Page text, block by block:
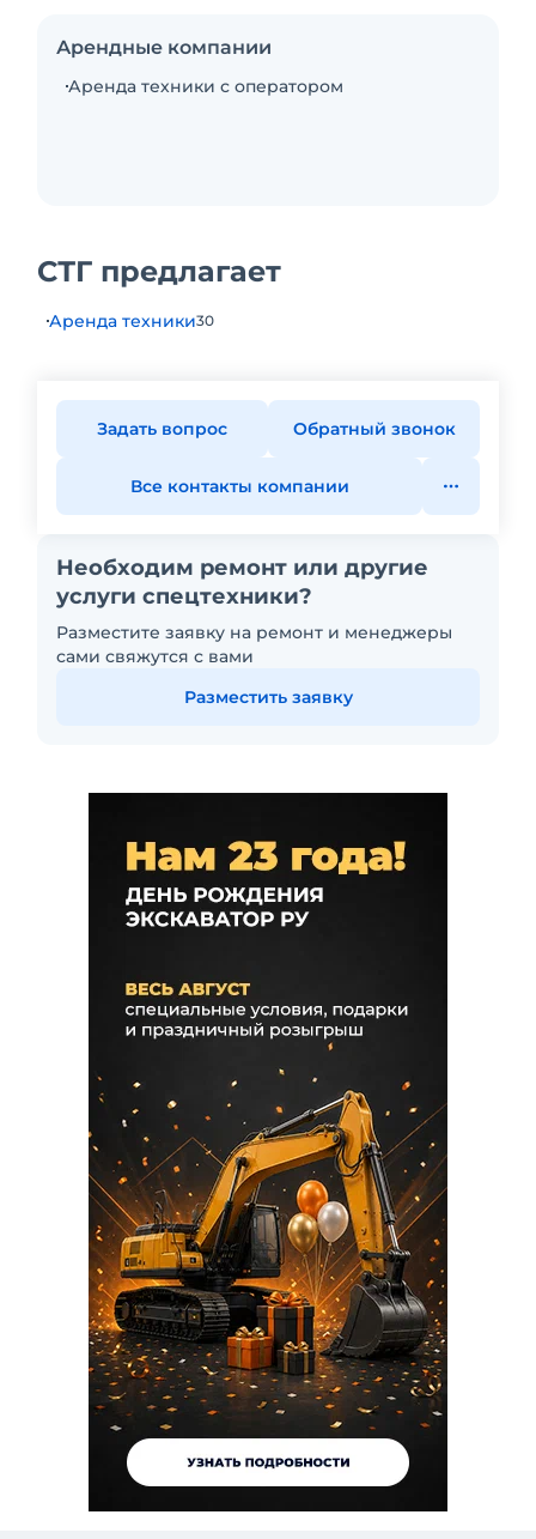
Арендные компании
Аренда техники с оператором
СТГ предлагает
Аренда техники30
Задать вопрос Обратный звонок
Все контакты компании
Необходим ремонт или другие
услуги спецтехники?
Разместите заявку на ремонт и менеджеры
сами свяжутся с вами
Разместить заявку